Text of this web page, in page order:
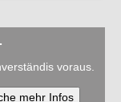
voraus.
mehr Infos